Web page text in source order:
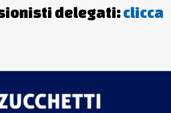
delegati:clicca